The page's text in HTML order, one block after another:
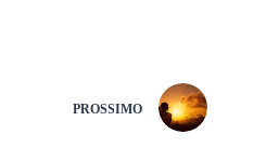
PROSSIMO